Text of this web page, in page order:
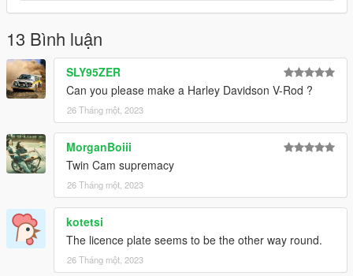
13 Bình luận
SLY95ZER
Can you please make a Harley Davidson V-Rod ?
26 Tháng một, 2023
MorganBoiii
Twin Cam supremacy
26 Tháng một, 2023
kotetsi
The licence plate seems to be the other way round.
26 Tháng một, 2023